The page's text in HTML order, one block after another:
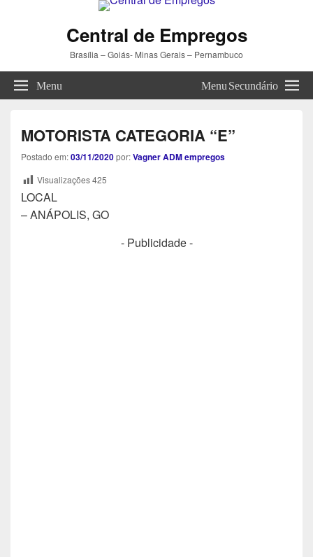
Central de Empregos
Brasília – Goiás- Minas Gerais – Pernambuco
Menu Menu Secundário
MOTORISTA CATEGORIA “E”
Postado em:03/11/2020por:Vagner ADM empregos
Visualizações425
LOCAL
– ANÁPOLIS, GO
- Publicidade -